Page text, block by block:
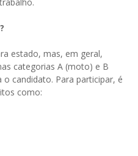
estado, mas, em geral,
categorias A (moto) e B
candidato. Para participar, é
como: